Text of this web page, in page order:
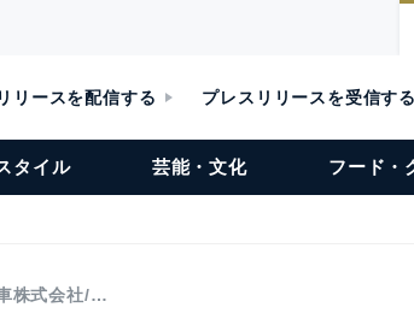
リースを配信する プレスリリースを受信する
タイル 芸能・文化 フード・
株式会社/…